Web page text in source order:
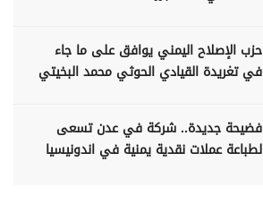
حزب الإصلاح اليمني يوافق على ما جاء
في تغريدة القيادي الحوثي محمد البخيتي
فضيحة جديدة.. شركة في عدن تسعى
لطباعة عملات نقدية يمنية في اندونيسيا